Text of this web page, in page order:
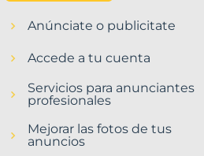
Anúnciate o publicitate
Accede a tu cuenta
Servicios para anunciantes
profesionales
Mejorar las fotos de tus
anuncios